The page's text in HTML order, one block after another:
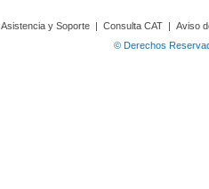
Asistencia y Soporte | Consulta CAT | Aviso
© Derechos